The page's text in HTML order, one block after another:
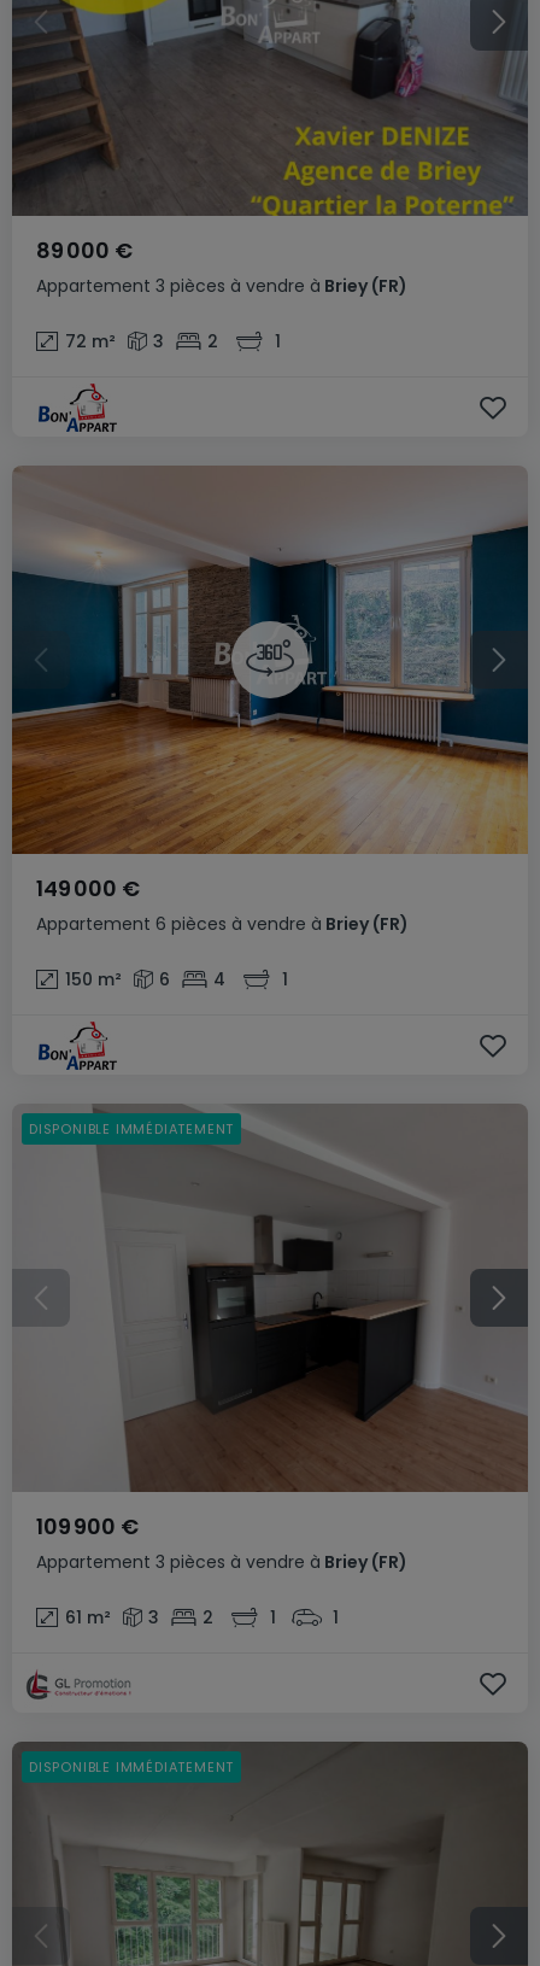
Appartement 3 pièces à vendre à Briey (FR)
89 000 €
72 m² 3 2 1
Appartement 6 pièces à vendre à Briey (FR)
149 000 €
150 m² 6 4 1
Appartement 3 pièces à vendre à Briey (FR)
109 900 €
61 m² 3 2 1 1
DISPONIBLE IMMÉDIATEMENT
DISPONIBLE IMMÉDIATEMENT